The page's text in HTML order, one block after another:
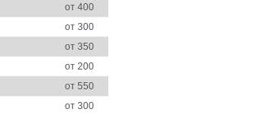
от 400
от 300
от 350
от 200
от 550
от 300